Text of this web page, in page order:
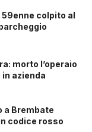
59enne colpito al
morto l’operaio
azienda
a Brembate
codice rosso